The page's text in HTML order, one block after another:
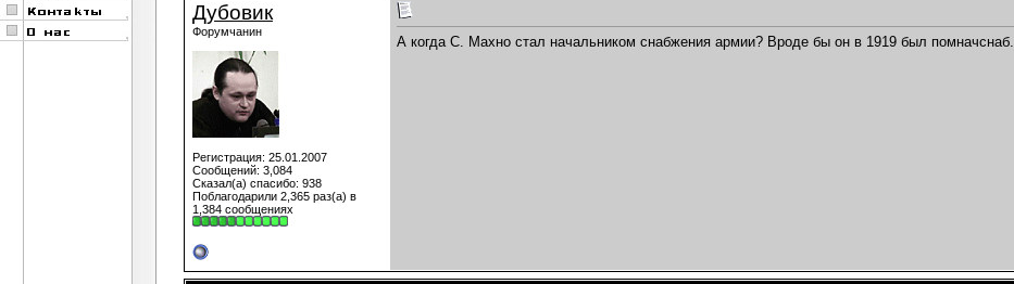
Дубовик
Форумчанин
Регистрация: 25.01.2007
Сообщений: 3,084
Сказал(а) спасибо: 938
Поблагодарили 2,365 раз(а) в
1,384 сообщениях
А когда С. Махно стал начальником снабжения армии? Вроде бы он в 1919 был помначснаб.